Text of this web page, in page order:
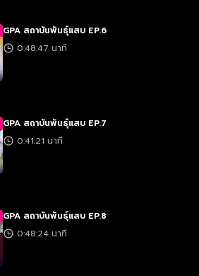
GPA สถาบันพันธุ์แสบ EP.6
0:48:47 นาที
GPA สถาบันพันธุ์แสบ EP.7
0:41:21 นาที
GPA สถาบันพันธุ์แสบ EP.8
0:48:24 นาที